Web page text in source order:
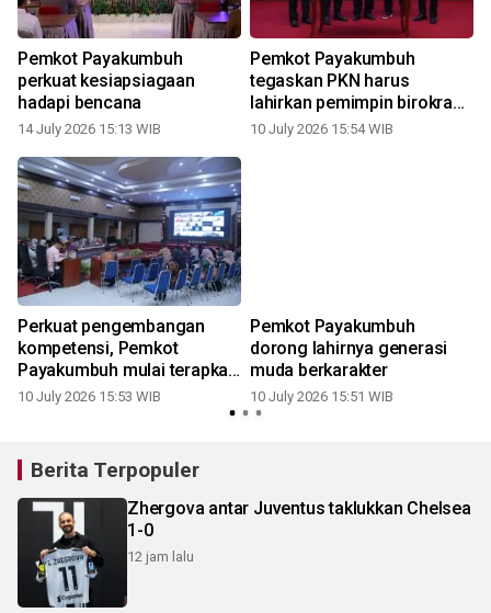
Pemkot Payakumbuh
perkuat kesiapsiagaan
hadapi bencana
14 July 2026 15:13 WIB
Pemkot Payakumbuh
tegaskan PKN harus
lahirkan pemimpin birokrasi
yang berkapasitas
10 July 2026 15:54 WIB
Perkuat pengembangan
kompetensi, Pemkot
Payakumbuh mulai terapkan
ASN Corporate University
10 July 2026 15:53 WIB
Pemkot Payakumbuh
dorong lahirnya generasi
muda berkarakter
10 July 2026 15:51 WIB
Berita Terpopuler
Zhergova antar Juventus taklukkan Chelsea
1-0
12 jam lalu